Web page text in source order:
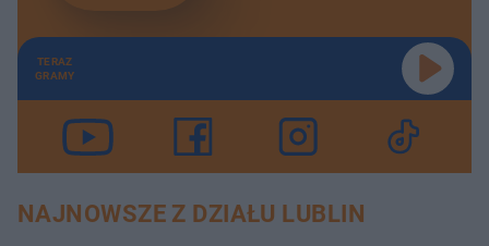
TERAZ
GRAMY
NAJNOWSZE Z DZIAŁU LUBLIN